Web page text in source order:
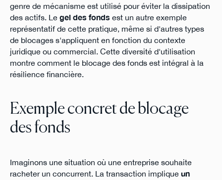
genre de mécanisme est utilisé pour éviter la dissipation
des actifs. Le gel des fonds est un autre exemple
représentatif de cette pratique, même si d'autres types
de blocages s'appliquent en fonction du contexte
juridique ou commercial. Cette diversité d'utilisation
montre comment le blocage des fonds est intégral à la
résilience financière.
Exemple concret de blocage
des fonds
Imaginons une situation où une entreprise souhaite
racheter un concurrent. La transaction implique un